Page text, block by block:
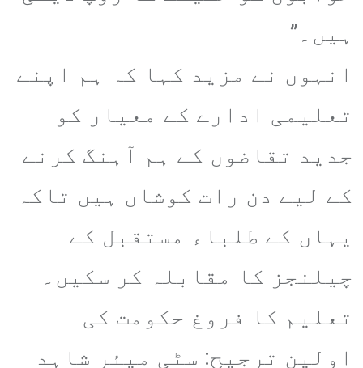
ہیں۔”
​انہوں نے مزید کہا کہ ہم اپنے
تعلیمی ادارے کے معیار کو
جدید تقاضوں کے ہم آہنگ کرنے
کے لیے دن رات کوشاں ہیں تاکہ
یہاں کے طلباء مستقبل کے
چیلنجز کا مقابلہ کر سکیں۔
​تعلیم کا فروغ حکومت کی
اولین ترجیح: سٹی میئر شاہد